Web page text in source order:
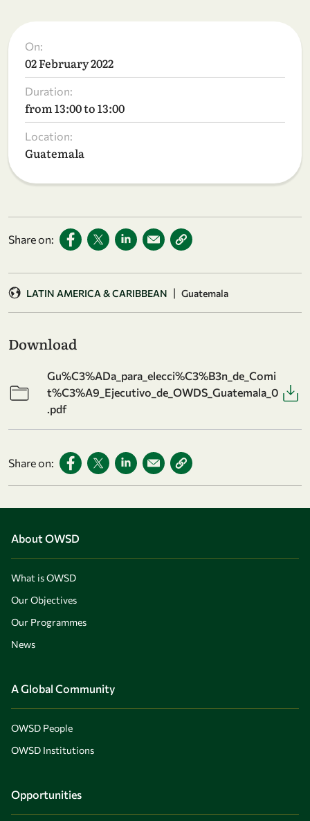
On:
02 February 2022
Duration:
from 13:00 to 13:00
Location:
Guatemala
Share on:
LATIN AMERICA & CARIBBEAN | Guatemala
Download
Gu%C3%ADa_para_elecci%C3%B3n_de_Comi
t%C3%A9_Ejecutivo_de_OWDS_Guatemala_0
.pdf
Share on:
About OWSD
What is OWSD
Our Objectives
Our Programmes
News
A Global Community
OWSD People
OWSD Institutions
Opportunities